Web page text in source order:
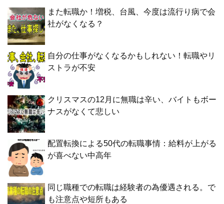
また転職か！増税、台風、今度は流行り病で会
社がなくなる？
自分の仕事がなくなるかもしれない！転職やリ
ストラが不安
クリスマスの12月に無職は辛い、バイトもボー
ナスがなくて悲しい
配置転換による50代の転職事情：給料が上がる
が喜べない中高年
同じ職種での転職は経験者の為優遇される。で
も注意点や短所もある